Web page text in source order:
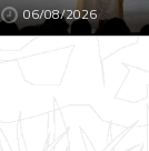
06/08/2026